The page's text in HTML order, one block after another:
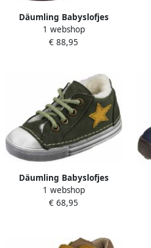
Däumling Babyslofjes
1 webshop
€ 88,95
Däumling Babyslofjes
1 webshop
€ 68,95